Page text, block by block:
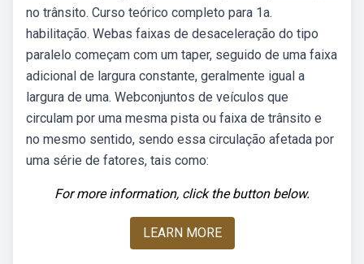
no trânsito. Curso teórico completo para 1a.
habilitação. Webas faixas de desaceleração do tipo
paralelo começam com um taper, seguido de uma faixa
adicional de largura constante, geralmente igual a
largura de uma. Webconjuntos de veículos que
circulam por uma mesma pista ou faixa de trânsito e
no mesmo sentido, sendo essa circulação afetada por
uma série de fatores, tais como:
For more information, click the button below.
LEARN MORE